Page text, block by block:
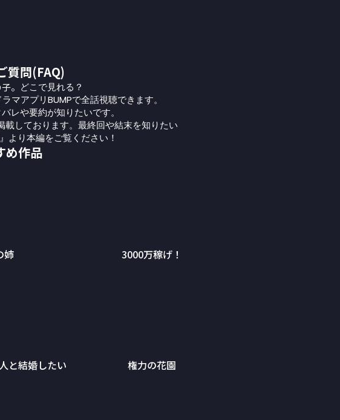
質問(FAQ)
。 どこで見れる？
マアプリBUMPで全話視聴できます。
レや要約が知りたいです。
しております。最終回や結末を知りたい
より本編をご覧ください！
め作品
姉 3000万稼げ！
と結婚したい 権力の花園